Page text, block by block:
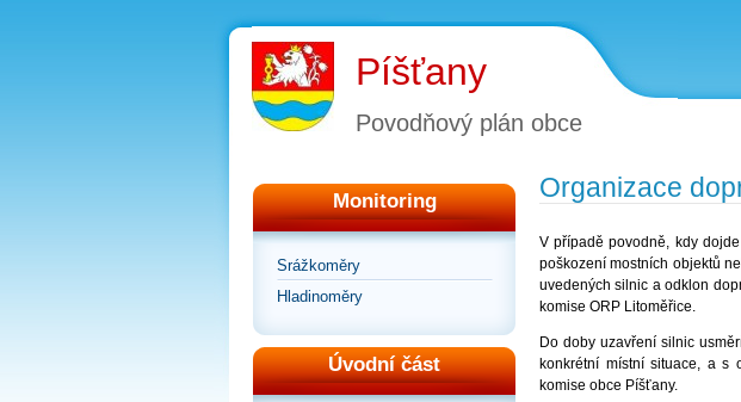
Píšťany
Povodňový plán obce
Monitoring
Srážkoměry
Hladinoměry
Úvodní část
Organizace
V případě povodně, kdy
poškození mostních objektů
uvedených silnic a odklon
komise ORP Litoměřice.
Do doby uzavření silnic
konkrétní místní situace, a s
komise obce Píšťany.